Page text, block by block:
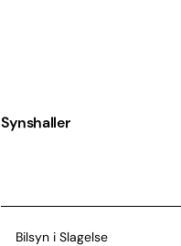
Synshaller
Bilsyn i Slagelse